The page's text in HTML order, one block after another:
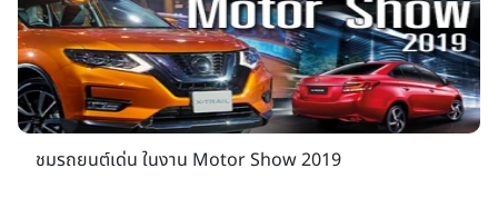
ชมรถยนต์เด่น ในงาน Motor Show 2019